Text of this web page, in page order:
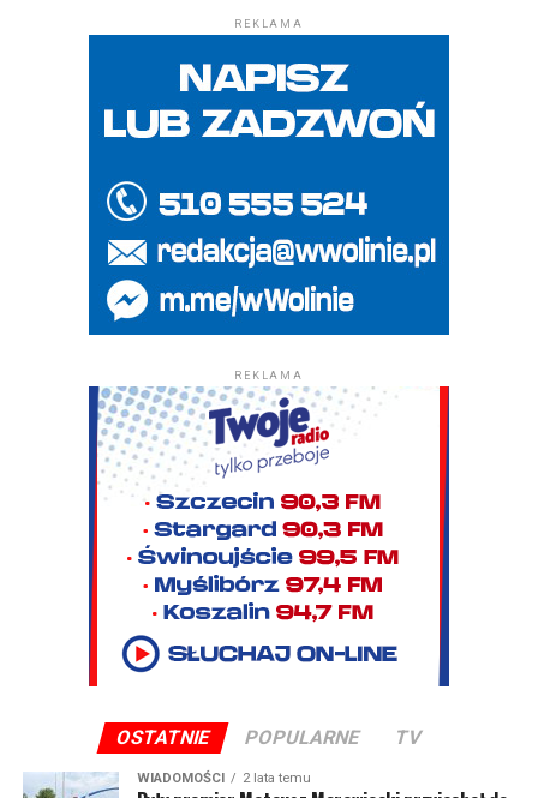
REKLAMA
REKLAMA
OSTATNIE POPULARNE TV
WIADOMOŚCI 2 lata temu